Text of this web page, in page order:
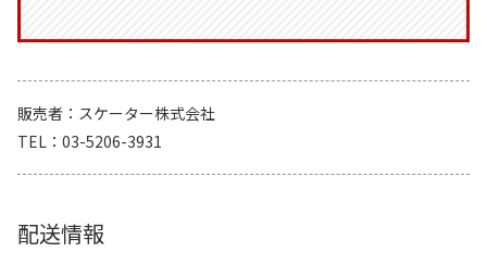
販売者
スケーター株式会社
TEL
03-5206-3931
配送情報